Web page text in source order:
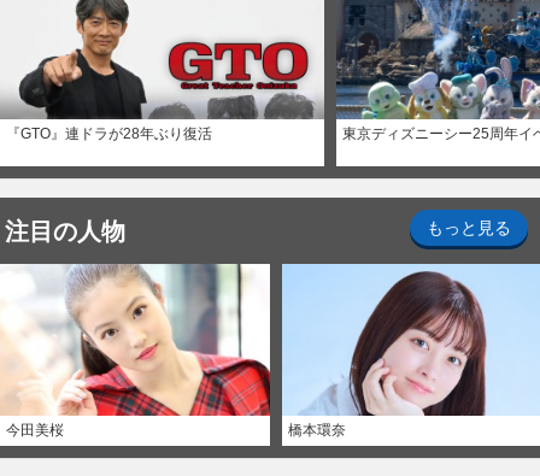
『GTO』連ドラが28年ぶり復活 東京ディズニーシー25周年イ
注目の人物 もっと見る
今田美桜 橋本環奈